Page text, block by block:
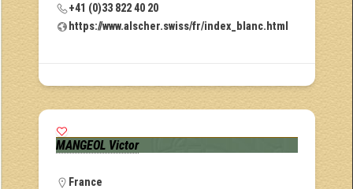
+41 (0)33 822 40 20
https://www.alscher.swiss/fr/index_blanc.html
MANGEOL Victor
France